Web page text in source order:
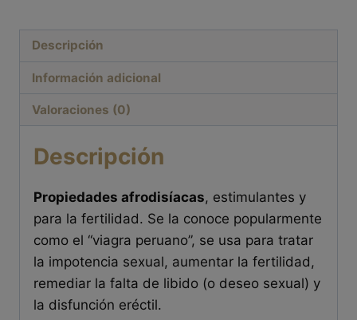
Descripción
Información adicional
Valoraciones (0)
Descripción
Propiedades afrodisíacas, estimulantes y
para la fertilidad. Se la conoce popularmente
como el “viagra peruano”, se usa para tratar
la impotencia sexual, aumentar la fertilidad,
remediar la falta de libido (o deseo sexual) y
la disfunción eréctil.